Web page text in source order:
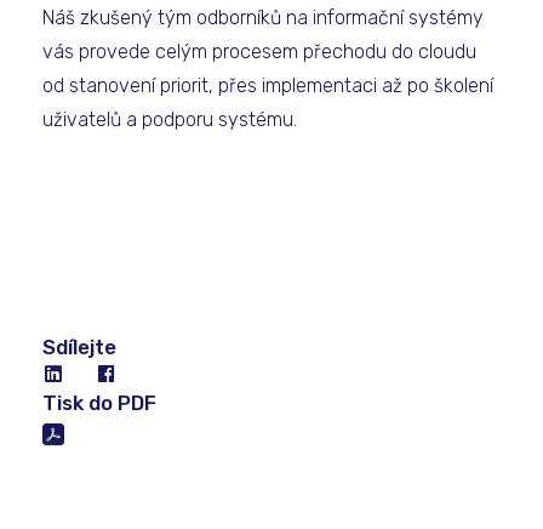
Náš zkušený tým odborníků na informační systémy
vás provede celým procesem přechodu do cloudu
od stanovení priorit, přes implementaci až po školení
uživatelů a podporu systému.
Sdílejte
Tisk do PDF